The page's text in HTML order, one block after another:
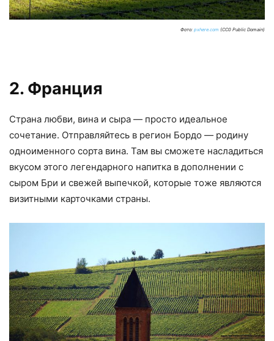
Фото: pxhere.com (CC0 Public Domain)
2. Франция
Страна любви, вина и сыра — просто идеальное
сочетание. Отправляйтесь в регион Бордо — родину
одноименного сорта вина. Там вы сможете насладиться
вкусом этого легендарного напитка в дополнении с
сыром Бри и свежей выпечкой, которые тоже являются
визитными карточками страны.